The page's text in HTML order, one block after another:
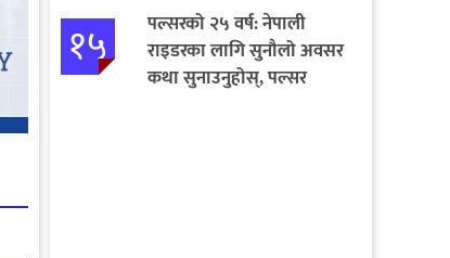
१५
पल्सरको २५ वर्ष: नेपाली
राइडरका लागि सुनौलो अवसर
कथा सुनाउनुहोस्, पल्सर